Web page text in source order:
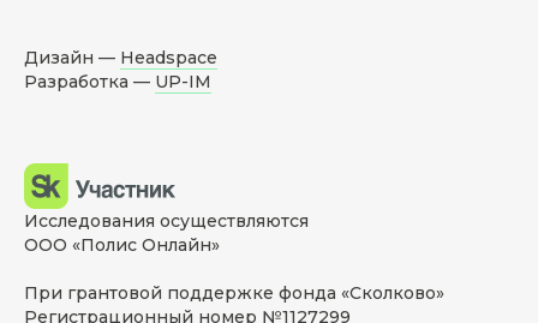
Дизайн — Headspace
Разработка — UP-IM
Исследования осуществляются
ООО «Полис Онлайн»
При грантовой поддержке фонда «Сколково»
Регистрационный номер №1127299